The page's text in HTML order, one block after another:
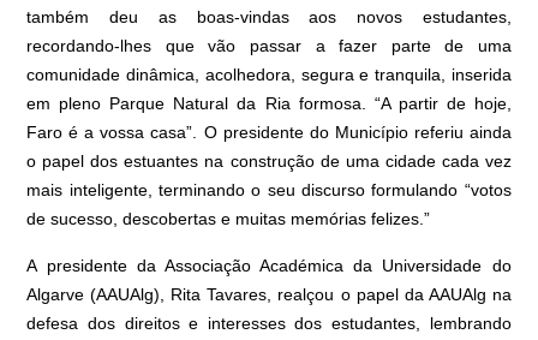
também deu as boas-vindas aos novos estudantes,
recordando-lhes que vão passar a fazer parte de uma
comunidade dinâmica, acolhedora, segura e tranquila, inserida
em pleno Parque Natural da Ria formosa. “A partir de hoje,
Faro é a vossa casa”. O presidente do Município referiu ainda
o papel dos estuantes na construção de uma cidade cada vez
mais inteligente, terminando o seu discurso formulando “votos
de sucesso, descobertas e muitas memórias felizes.”
A presidente da Associação Académica da Universidade do
Algarve (AAUAlg), Rita Tavares, realçou o papel da AAUAlg na
defesa dos direitos e interesses dos estudantes, lembrando